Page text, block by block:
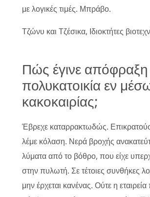
με λογικές τιμές. Μπράβο.
Τζώνυ και Τζέσικα, Ιδιοκτήτες
Πώς έγινε
πολυκατοικία εν
κακοκαιρίας;
Έβρεχε καταρρακτωδώς.
λέμε κόλαση. Νερά βροχής
λύματα από το βόθρο, που είχε
στην πυλωτή. Σε τέτοιες συνθήκες
μην έρχεται κανένας. Ούτε η